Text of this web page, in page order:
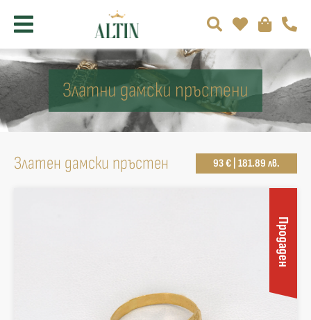
Златни дамски пръстени
Златен дамски пръстен 93 € | 181.89 лв.
Продаден